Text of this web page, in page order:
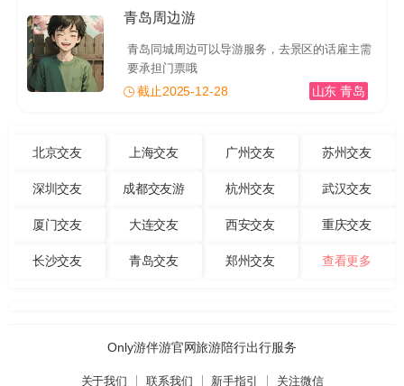
青岛周边游
青岛同城周边可以导游服务，去景区的话雇主需
要承担门票哦
截止2025-12-28 山东 青岛
北京交友 上海交友 广州交友 苏州交友
深圳交友 成都交友游 杭州交友 武汉交友
厦门交友 大连交友 西安交友 重庆交友
长沙交友 青岛交友 郑州交友 查看更多
Only游伴游官网旅游陪行出行服务
关于我们 联系我们 新手指引 关注微信